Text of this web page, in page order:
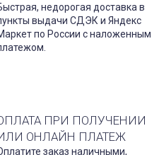
недорогая доставка в
выдачи СДЭК и Яндекс
по России с наложенным
ПРИ ПОЛУЧЕНИИ
ОНЛАЙН ПЛАТЕЖ
заказ наличными,